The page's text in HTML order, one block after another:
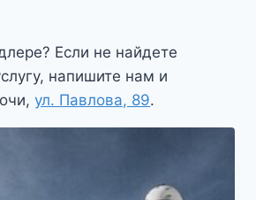
Если не найдете
напишите нам и
ул. Павлова, 89.